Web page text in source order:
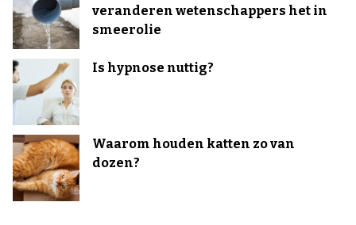
veranderen wetenschappers het in
smeerolie
Is hypnose nuttig?
Waarom houden katten zo van
dozen?